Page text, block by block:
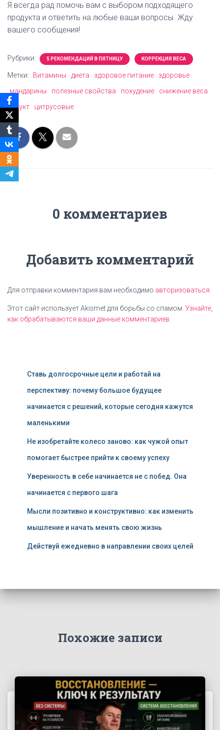
Я всегда рад помочь вам с выбором подходящего
продукта и ответить на любые ваши вопросы. Жду
вашего сообщения!
Рубрики: 5 РЕКОМЕНДАЦИЙ В ПЯТНИЦУ КОРРЕКЦИЯ ВЕСА
Метки: Витамины диета здоровое питание
здоровье
мандарины
полезные свойства похудение
снижение веса
фрукт
цитрусовые
0 комментариев
Добавить комментарий
Для отправки комментария вам необходимо авторизоваться
Этот сайт использует Akismet для борьбы со спамом. Узнайте,
как обрабатываются ваши данные комментариев
Ставь долгосрочные цели и работай на
перспективу: почему большое будущее
начинается с решений, которые сегодня кажутся
маленькими
Не изобретайте колесо заново: как чужой опыт
помогает быстрее прийти к своему успеху
Уверенность в себе начинается не с побед. Она
начинается с первого шага
Мысли позитивно и конструктивно: как изменить
мышление и начать менять свою жизнь
Действуй ежедневно в направлении своих целей
Похожие записи